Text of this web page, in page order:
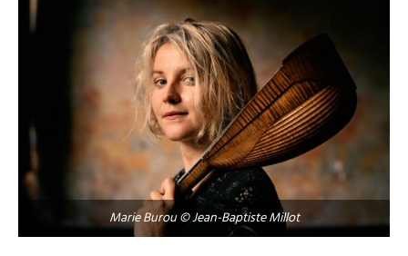
Marie Burou © Jean-Baptiste Millot